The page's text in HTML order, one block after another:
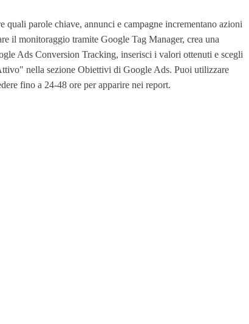
parole chiave, annunci e campagne incrementano azioni
il monitoraggio tramite Google Tag Manager, crea una
Ads Conversion Tracking, inserisci i valori ottenuti e scegli
nella sezione Obiettivi di Google Ads. Puoi utilizzare
fino a 24-48 ore per apparire nei report.